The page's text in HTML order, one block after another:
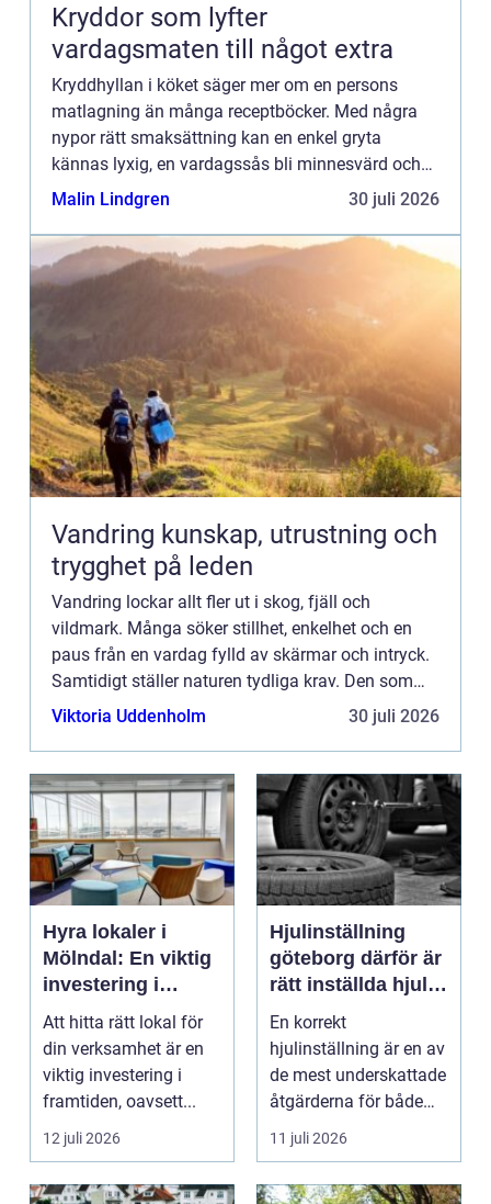
Kryddor som lyfter
vardagsmaten till något extra
Kryddhyllan i köket säger mer om en persons
matlagning än många receptböcker. Med några
nypor rätt smaksättning kan en enkel gryta
kännas lyxig, en vardagssås bli minnesvärd och
ett bakverk få en helt ny karaktär. Kryddor
Malin Lindgren 30 juli 2026
Vandring kunskap, utrustning och
trygghet på leden
Vandring lockar allt fler ut i skog, fjäll och
vildmark. Många söker stillhet, enkelhet och en
paus från en vardag fylld av skärmar och intryck.
Samtidigt ställer naturen tydliga krav. Den som
planerar väl, vä...
Viktoria Uddenholm 30 juli 2026
Hyra lokaler i
Mölndal: En viktig
investering i
framtiden
Att hitta rätt lokal för
din verksamhet är en
viktig investering i
framtiden, oavsett...
12 juli 2026
Hjulinställning
göteborg därför är
rätt inställda hjul
viktigare än du tror
En korrekt
hjulinställning är en av
de mest underskattade
åtgärderna för både
säkerhet och ekonomi.
11 juli 2026